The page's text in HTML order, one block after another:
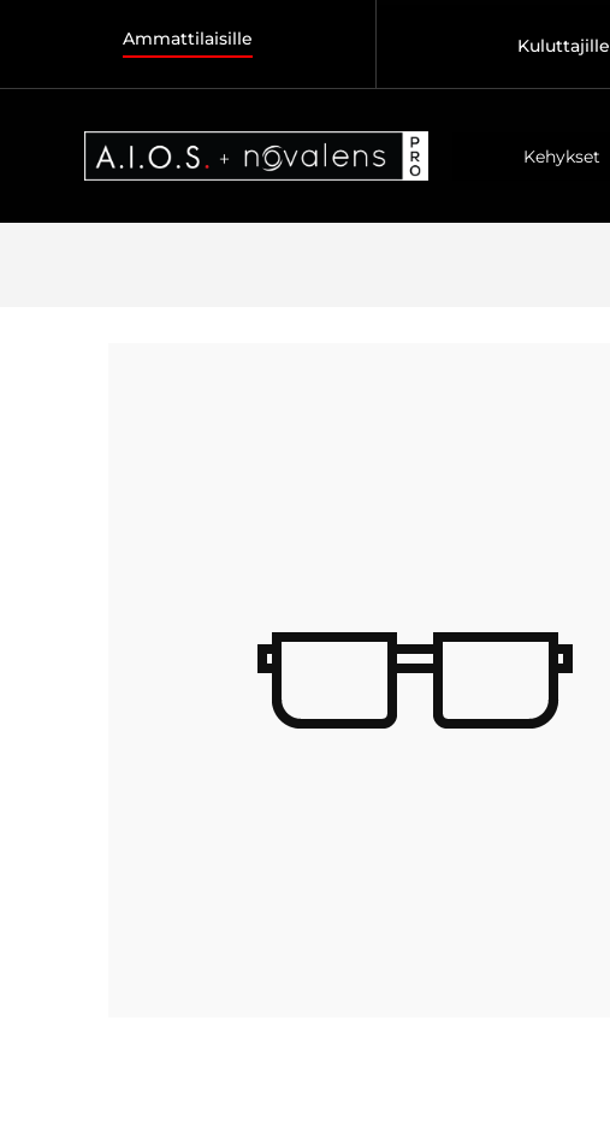
Ammattilaisille Kuluttajille
Kehykset